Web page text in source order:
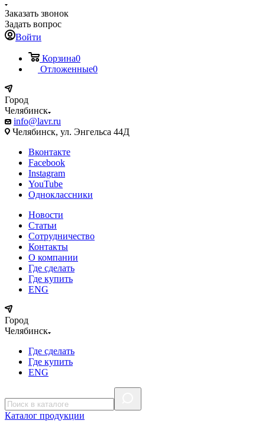
Заказать звонок
Задать вопрос
Войти
Корзина0
Отложенные0
Город
Челябинск
info@lavr.ru
Челябинск, ул. Энгельса 44Д
Вконтакте
Facebook
Instagram
YouTube
Одноклассники
Новости
Статьи
Сотрудничество
Контакты
О компании
Где сделать
Где купить
ENG
Город
Челябинск
Где сделать
Где купить
ENG
Каталог продукции